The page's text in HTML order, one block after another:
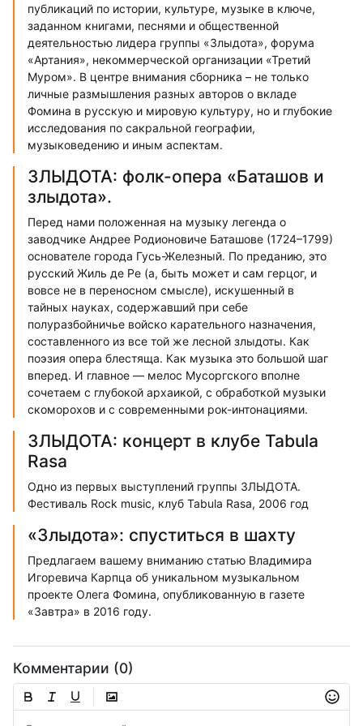
публикаций по истории, культуре, музыке в ключе,
заданном книгами, песнями и общественной
деятельностью лидера группы «Злыдота», форума
«Артания», некоммерческой организации «Третий
Муром». В центре внимания сборника – не только
личные размышления разных авторов о вкладе
Фомина в русскую и мировую культуру, но и глубокие
исследования по сакральной географии,
музыковедению и иным аспектам.
ЗЛЫДОТА: фолк-опера «Баташов и
злыдота».
Перед нами положенная на музыку легенда о
заводчике Андрее Родионовиче Баташове (1724–1799)
основателе города Гусь-Железный. По преданию, это
русский Жиль де Ре (а, быть может и сам герцог, и
вовсе не в переносном смысле), искушенный в
тайных науках, содержавший при себе
полуразбойничье войско карательного назначения,
составленного из все той же лесной злыдоты. Как
поэзия опера блестяща. Как музыка это большой шаг
вперед. И главное — мелос Мусоргского вполне
сочетаем с глубокой архаикой, с обработкой музыки
скоморохов и с современными рок-интонациями.
ЗЛЫДОТА: концерт в клубе Tabula
Rasa
Одно из первых выступлений группы ЗЛЫДОТА.
Фестиваль Rock music, клуб Tabula Rasa, 2006 год
«Злыдота»: спуститься в шахту
Предлагаем вашему вниманию статью Владимира
Игоревича Карпца об уникальном музыкальном
проекте Олега Фомина, опубликованную в газете
«Завтра» в 2016 году.
Комментарии (0)